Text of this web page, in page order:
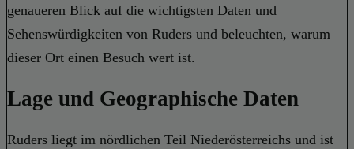
genaueren Blick auf die wichtigsten Daten und
Sehenswürdigkeiten von Ruders und beleuchten, warum
dieser Ort einen Besuch wert ist.
Lage und Geographische Daten
Ruders liegt im nördlichen Teil Niederösterreichs und ist